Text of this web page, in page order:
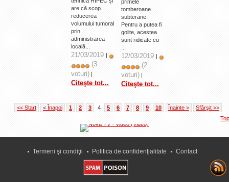
are că scop
reducerea
volumului tumoral
prin
administrarea
locală...
21/03/2019 |
voturi) |
Citeşte tot...
primele
tomberoane
subterane.
Pentru a putea fi
golite, acestea
sunt ridicate cu
12/03/2019 |
voturi) |
Citeşte tot...
<< Start < Înapoi 1 2 3 4 5 6 7 8 9 10 Înainte >
Sfârşit >>
Termeni şi condiţii Politica de confidenţialitate Contact